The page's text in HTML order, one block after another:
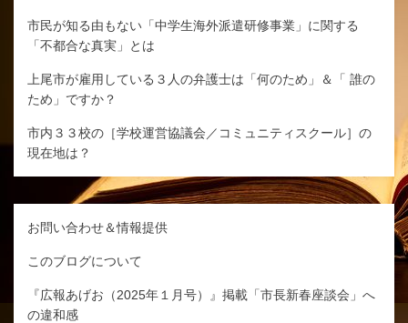
市民が知る由もない「中学生海外派遣研修事業」に関する
「不都合な真実」とは
上尾市が雇用している３人の弁護士は「何のため」＆「 誰の
ため」ですか？
市内３３校の［学校運営協議会／コミュニティスクール］の
現在地は？
お問い合わせ＆情報提供
このブログについて
『広報あげお（2025年１月号）』掲載「市長新春座談会」へ
の違和感